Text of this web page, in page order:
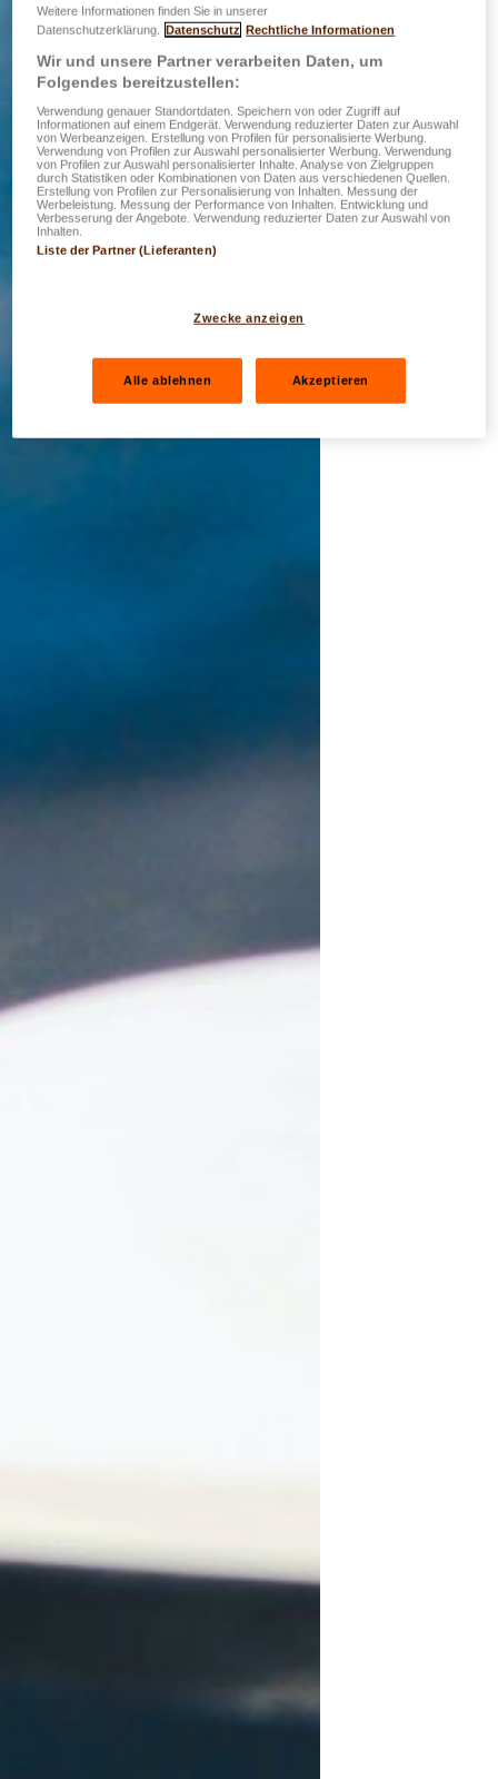
Weitere Informationen finden Sie in unserer
Datenschutzerklärung. Datenschutz Rechtliche Informationen
Wir und unsere Partner verarbeiten Daten, um
Folgendes bereitzustellen:
Verwendung genauer Standortdaten. Speichern von oder Zugriff auf
Informationen auf einem Endgerät. Verwendung reduzierter Daten zur Auswahl
von Werbeanzeigen. Erstellung von Profilen für personalisierte Werbung.
Verwendung von Profilen zur Auswahl personalisierter Werbung. Verwendung
von Profilen zur Auswahl personalisierter Inhalte. Analyse von Zielgruppen
durch Statistiken oder Kombinationen von Daten aus verschiedenen Quellen.
Erstellung von Profilen zur Personalisierung von Inhalten. Messung der
Werbeleistung. Messung der Performance von Inhalten. Entwicklung und
Verbesserung der Angebote. Verwendung reduzierter Daten zur Auswahl von
Inhalten.
Liste der Partner (Lieferanten)
Zwecke anzeigen
Alle ablehnen Akzeptieren